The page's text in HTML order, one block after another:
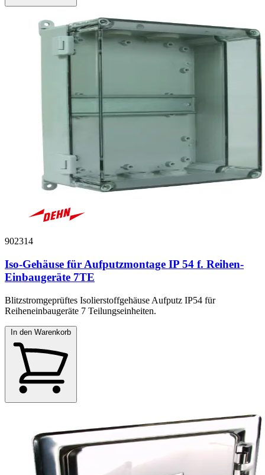
902314
Iso-Gehäuse für Aufputzmontage IP 54 f. Reihen-
Einbaugeräte 7TE
Blitzstromgeprüftes Isolierstoffgehäuse Aufputz IP54 für
Reiheneinbaugeräte 7 Teilungseinheiten.
In den Warenkorb